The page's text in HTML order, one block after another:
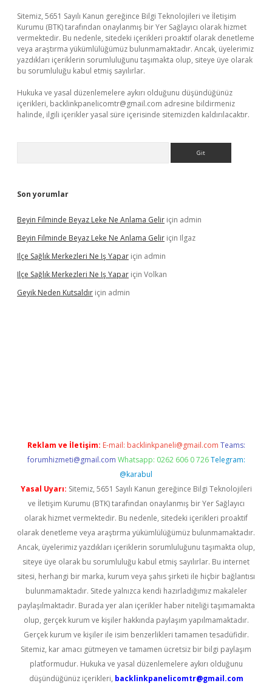
Sitemiz, 5651 Sayılı Kanun gereğince Bilgi Teknolojileri ve İletişim
Kurumu (BTK) tarafından onaylanmış bir Yer Sağlayıcı olarak hizmet
vermektedir. Bu nedenle, sitedeki içerikleri proaktif olarak denetleme
veya araştırma yükümlülüğümüz bulunmamaktadır. Ancak, üyelerimiz
yazdıkları içeriklerin sorumluluğunu taşımakta olup, siteye üye olarak
bu sorumluluğu kabul etmiş sayılırlar.
Hukuka ve yasal düzenlemelere aykırı olduğunu düşündüğünüz
içerikleri, backlinkpanelicomtr@gmail.com adresine bildirmeniz
halinde, ilgili içerikler yasal süre içerisinde sitemizden kaldırılacaktır.
Son yorumlar
Beyin Filminde Beyaz Leke Ne Anlama Gelir için admin
Beyin Filminde Beyaz Leke Ne Anlama Gelir için Ilgaz
Ilçe Sağlık Merkezleri Ne Iş Yapar için admin
Ilçe Sağlık Merkezleri Ne Iş Yapar için Volkan
Geyik Neden Kutsaldır için admin
Reklam ve İletişim: E-mail: backlinkpaneli@gmail.com Teams:
forumhizmeti@gmail.com Whatsapp: 0262 606 0 726 Telegram:
@karabul
Yasal Uyarı: Sitemiz, 5651 Sayılı Kanun gereğince Bilgi Teknolojileri
ve İletişim Kurumu (BTK) tarafından onaylanmış bir Yer Sağlayıcı
olarak hizmet vermektedir. Bu nedenle, sitedeki içerikleri proaktif
olarak denetleme veya araştırma yükümlülüğümüz bulunmamaktadır.
Ancak, üyelerimiz yazdıkları içeriklerin sorumluluğunu taşımakta olup,
siteye üye olarak bu sorumluluğu kabul etmiş sayılırlar. Bu internet
sitesi, herhangi bir marka, kurum veya şahıs şirketi ile hiçbir bağlantısı
bulunmamaktadır. Sitede yalnızca kendi hazırladığımız makaleler
paylaşılmaktadır. Burada yer alan içerikler haber niteliği taşımamakta
olup, gerçek kurum ve kişiler hakkında paylaşım yapılmamaktadır.
Gerçek kurum ve kişiler ile isim benzerlikleri tamamen tesadüfidir.
Sitemiz, kar amacı gütmeyen ve tamamen ücretsiz bir bilgi paylaşım
platformudur. Hukuka ve yasal düzenlemelere aykırı olduğunu
düşündüğünüz içerikleri, backlinkpanelicomtr@gmail.com